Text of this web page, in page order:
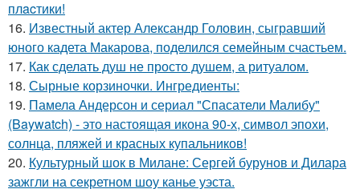
плacтики!
16. Известный актер Александр Головин, сыгравший
юного кадета Макарова, поделился семейным счастьем.
17. Как сделать душ не просто душем, а ритуалом.
18. Сырные корзиночки. Ингредиенты:
19. Памела Андерсон и сериал "Спасатели Малибу"
(Baywatch) - это настоящая икона 90-х, символ эпохи,
солнца, пляжей и красных купальников!
20. Культурный шок в Милане: Сергей бурунов и Дилара
зажгли на секретном шоу канье уэста.